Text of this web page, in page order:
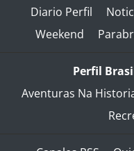
Diario Perfil
Weekend
Perfil
Aventuras Na